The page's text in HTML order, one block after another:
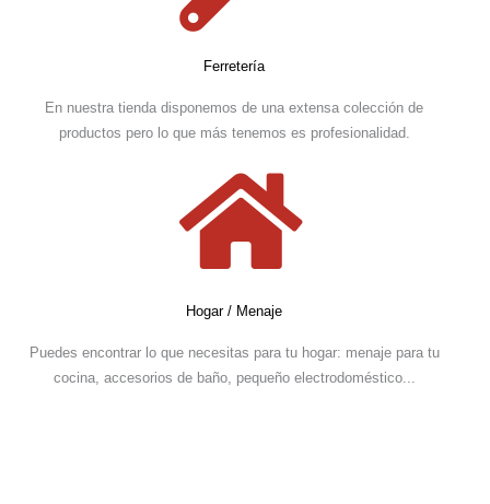
Ferretería
En nuestra tienda disponemos de una extensa colección de
productos pero lo que más tenemos es profesionalidad.
Hogar / Menaje
Puedes encontrar lo que necesitas para tu hogar: menaje para tu
cocina, accesorios de baño, pequeño electrodoméstico...